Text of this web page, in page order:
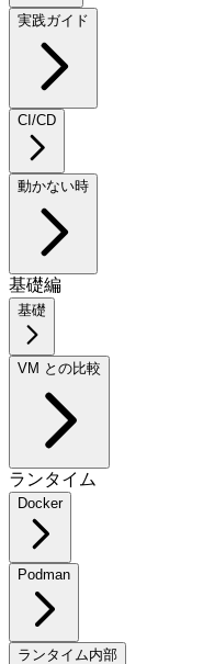
実践ガイド
CI/CD
動かない時
基礎編
基礎
VM との比較
ランタイム
Docker
Podman
ランタイム内部